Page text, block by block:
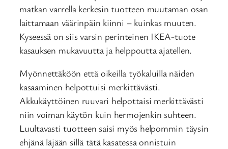
matkan varrella kerkesin tuotteen muutaman osan
laittamaan väärinpäin kiinni – kuinkas muuten.
Kyseessä on siis varsin perinteinen IKEA-tuote
kasauksen mukavuutta ja helppoutta ajatellen.
Myönnettäköön että oikeilla työkaluilla näiden
kasaaminen helpottuisi merkittävästi.
Akkukäyttöinen ruuvari helpottaisi merkittävästi
niin voiman käytön kuin hermojenkin suhteen.
Luultavasti tuotteen saisi myös helpommin täysin
ehjänä läjään sillä tätä kasatessa onnistuin